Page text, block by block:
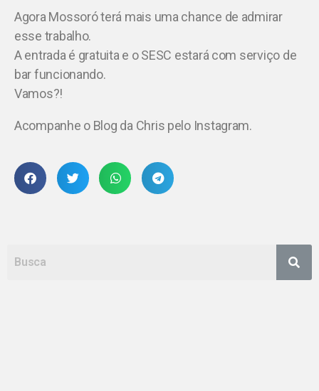
Agora Mossoró terá mais uma chance de admirar
esse trabalho.
A entrada é gratuita e o SESC estará com serviço de
bar funcionando.
Vamos?!
Acompanhe o Blog da Chris pelo Instagram.